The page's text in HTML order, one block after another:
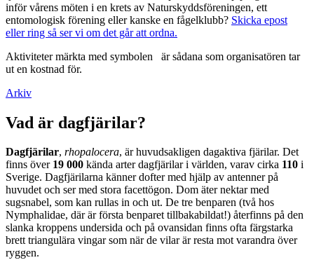
inför vårens möten i en krets av Naturskyddsföreningen, ett
entomologisk förening eller kanske en fågelklubb? Skicka epost
eller ring så ser vi om det går att ordna.
Aktiviteter märkta med symbolen
är sådana som organisatören tar
ut en kostnad för.
Arkiv
Vad är dagfjärilar?
Dagfjärilar, rhopalocera, är huvudsakligen dagaktiva fjärilar. Det
finns över 19 000 kända arter dagfjärilar i världen, varav cirka 110 i
Sverige. Dagfjärilarna känner dofter med hjälp av antenner på
huvudet och ser med stora facettögon. Dom äter nektar med
sugsnabel, som kan rullas in och ut. De tre benparen (två hos
Nymphalidae, där är första benparet tillbakabildat!) återfinns på den
slanka kroppens undersida och på ovansidan finns ofta färgstarka
brett triangulära vingar som när de vilar är resta mot varandra över
ryggen.